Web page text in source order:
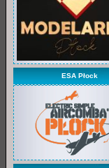
ESA Płock